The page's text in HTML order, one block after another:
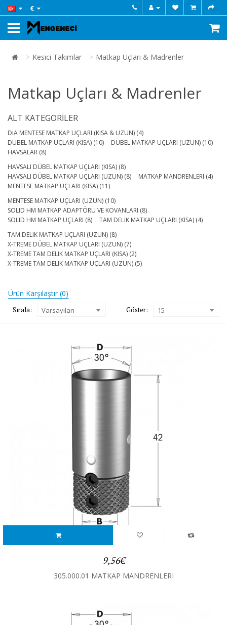
€
Kesici Takımlar Matkap Uçları & Madrenler
Matkap Uçları & Madrenler
ALT KATEGORILER
DIA MENTESE MATKAP UÇLARI (KISA & UZUN) (4)
DÜBEL MATKAP UÇLARI (KISA) (10)
DÜBEL MATKAP UÇLARI (UZUN) (10)
HAVSALAR (8)
HAVSALI DÜBEL MATKAP UÇLARI (KISA) (8)
HAVSALI DÜBEL MATKAP UÇLARI (UZUN) (8)
MATKAP MANDRENLERI (4)
MENTESE MATKAP UÇLARI (KISA) (11)
MENTESE MATKAP UÇLARI (UZUN) (10)
SOLID HM MATKAP ADAPTÖRÜ VE KOVANLARI (8)
SOLID HM MATKAP UÇLARI (8)
TAM DELIK MATKAP UÇLARI (KISA) (4)
TAM DELIK MATKAP UÇLARI (UZUN) (8)
X-TREME DÜBEL MATKAP UÇLARI (UZUN) (7)
X-TREME TAM DELIK MATKAP UÇLARI (KISA) (2)
X-TREME TAM DELIK MATKAP UÇLARI (UZUN) (5)
Ürün Karşılaştır (0)
Sırala: Varsayılan Göster: 15
305.000.01 MATKAP MANDRENLERI
9,56€